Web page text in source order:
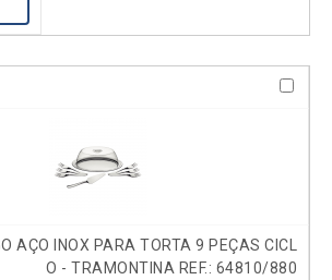
AÇO INOX PARA TORTA 9 PEÇAS CICL
O - TRAMONTINA REF.: 64810/880